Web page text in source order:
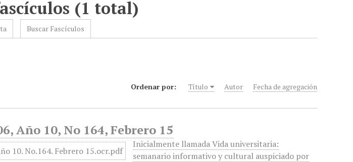
(1 total)
Buscar Fascículos
Ordenar por: Título Autor Fecha de agregación
Año 10, No 164, Febrero 15
Inicialmente llamada Vida universitaria:
semanario informativo y cultural auspiciado por